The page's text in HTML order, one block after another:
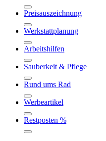
Preisauszeichnung
Werkstattplanung
Arbeitshilfen
Sauberkeit & Pflege
Rund ums Rad
Werbeartikel
Restposten %